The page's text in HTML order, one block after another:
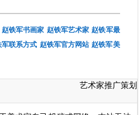
赵铁军书画家 赵铁军艺术家 赵铁军最
军联系方式 赵铁军官方网站 赵铁军美
艺术家推广策划